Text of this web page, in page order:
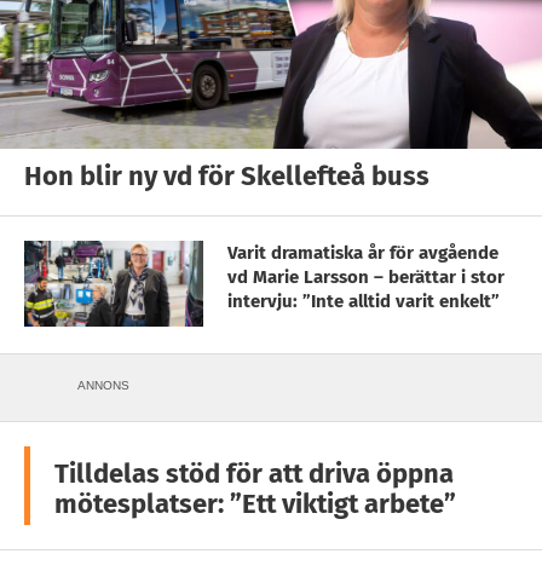
Hon blir ny vd för Skellefteå buss
Varit dramatiska år för avgående
vd Marie Larsson – berättar i stor
intervju: ”Inte alltid varit enkelt”
ANNONS
Tilldelas stöd för att driva öppna
mötesplatser: ”Ett viktigt arbete”